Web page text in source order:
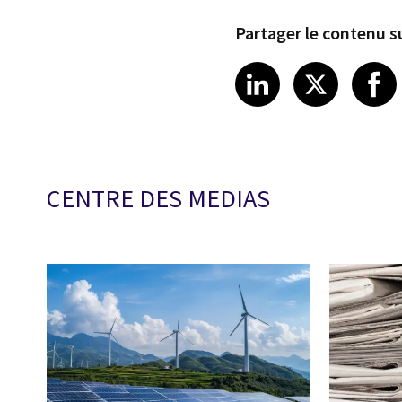
Partager le contenu
Share article
LinkedIn
Share
X
CENTRE DES MEDIAS